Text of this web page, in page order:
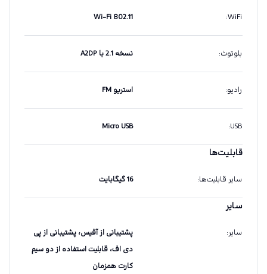
WiFi
:
Wi-Fi 802.11
بلوتوث: نسخه 2.1 با A2DP
رادیو: استریو FM
USB
:
Micro USB
قابلیت‌ها
سایر قابلیت‌ها: 16 گیگابایت
سایر
سایر:
پشتیبانی از آفیس، پشتیبانی از پی
دی اف، قابلیت استفاده از دو سیم
کارت همزمان